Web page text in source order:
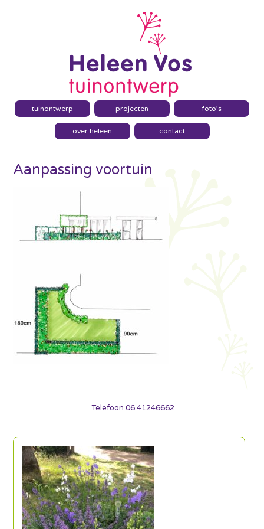
tuinontwerp projecten foto’s
over heleen contact
Aanpassing voortuin
Telefoon 06 41246662